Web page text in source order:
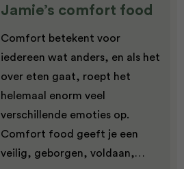
Jamie’s comfort food
Comfort betekent voor
iedereen wat anders, en als het
over eten gaat, roept het
helemaal enorm veel
verschillende emoties op.
Comfort food geeft je een
veilig, geborgen, voldaan,…